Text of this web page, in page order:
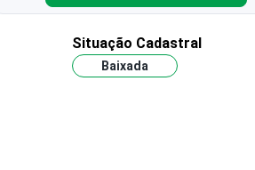
Situação Cadastral
Baixada